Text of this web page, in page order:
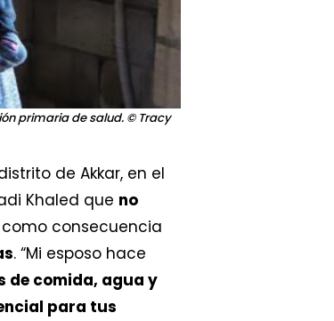
primaria de salud. © Tracy
de Akkar, en el
Khaled que no
como consecuencia
. “Mi esposo hace
de comida, agua y
para tus